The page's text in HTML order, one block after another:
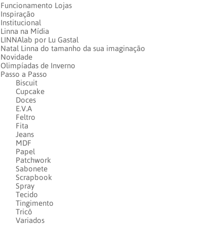
Funcionamento Lojas
Inspiração
Institucional
Linna na Mídia
LINNAlab por Lu Gastal
Natal Linna do tamanho da sua imaginação
Novidade
Olimpíadas de Inverno
Passo a Passo
Biscuit
Cupcake
Doces
E.V.A
Feltro
Fita
Jeans
MDF
Papel
Patchwork
Sabonete
Scrapbook
Spray
Tecido
Tingimento
Tricô
Variados